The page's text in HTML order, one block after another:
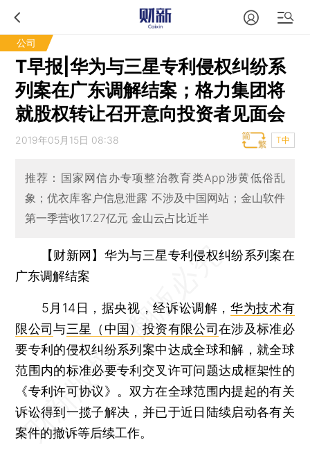
公司
T早报|华为与三星专利侵权纠纷系
列案在广东调解结案；格力集团将
就股权转让召开意向投资者见面会
2019年05月15日 08:38 T中
推荐：国家网信办专项整治教育类App涉黄低俗乱
象；优衣库客户信息泄露 不涉及中国网站；金山软件
第一季营收17.27亿元 金山云占比近半
【财新网】华为与三星专利侵权纠纷系列案在
广东调解结案
5月14日，据央视，经诉讼调解，华为技术有
限公司与三星（中国）投资有限公司在涉及标准必
要专利的侵权纠纷系列案中达成全球和解，就全球
范围内的标准必要专利交叉许可问题达成框架性的
《专利许可协议》。双方在全球范围内提起的有关
诉讼得到一揽子解决，并已于近日陆续启动各有关
案件的撤诉等后续工作。